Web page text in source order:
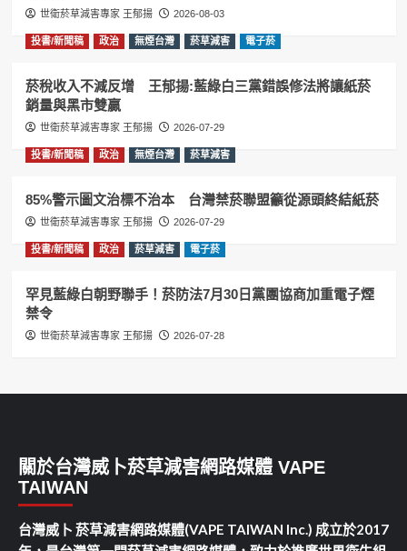
世衛菸草減害專家 王郁揚 2026-08-03
投書/新聞稿 政治 無煙台灣 菸草減害 電子菸
菸稅收入不減反增 王郁揚:藍綠白三黨錯誤修法將讓紙菸
銷量與黑市雙贏
世衛菸草減害專家 王郁揚 2026-07-29
投書/新聞稿 政治 無煙台灣 菸草減害
85%警示圖文治標不治本 台灣禁菸聯盟籲從源頭終結紙菸
世衛菸草減害專家 王郁揚 2026-07-29
投書/新聞稿 政治 菸草減害 電子菸
罕見藍綠白朝野聯手！菸防法7月30日黨團協商加重電子煙
禁令
世衛菸草減害專家 王郁揚 2026-07-28
關於台灣威卜菸草減害網路媒體 VAPE
TAIWAN
台灣威卜 菸草減害網路媒體(VAPE TAIWAN Inc.) 成立於2017